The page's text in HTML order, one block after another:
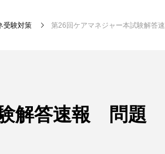
受験対策 第26回ケアマネジャー本試験解答速報 問題36「複合問題」
解答速報 問題